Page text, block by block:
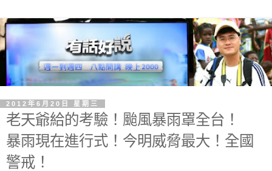
2012年6月20日 星期三
老天爺給的考驗！颱風暴雨罩全台！
暴雨現在進行式！今明威脅最大！全國
警戒！